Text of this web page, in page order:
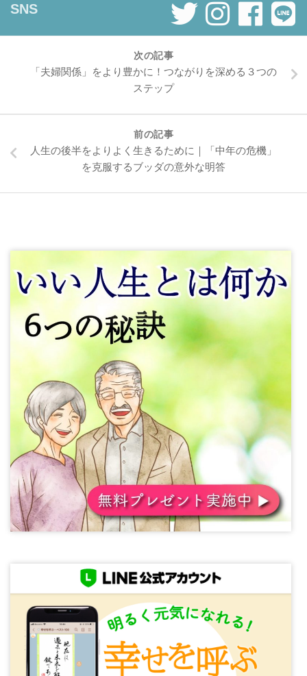
SNS
次の記事
「夫婦関係」をより豊かに！つながりを深める３つの
ステップ
前の記事
人生の後半をよりよく生きるために｜「中年の危機」
を克服するブッダの意外な明答